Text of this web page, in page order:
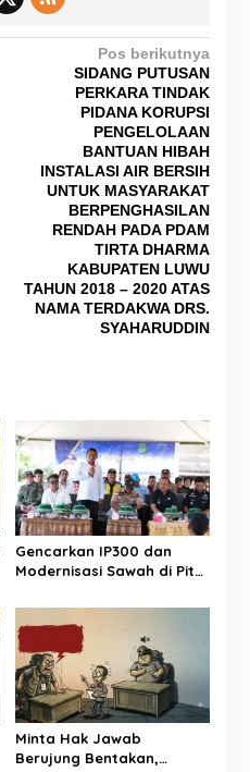
Pos berikutnya
SIDANG PUTUSAN
PERKARA TINDAK
PIDANA KORUPSI
PENGELOLAAN
BANTUAN HIBAH
INSTALASI AIR BERSIH
UNTUK MASYARAKAT
BERPENGHASILAN
RENDAH PADA PDAM
TIRTA DHARMA
KABUPATEN LUWU
TAHUN 2018 – 2020 ATAS
NAMA TERDAKWA DRS.
SYAHARUDDIN
Gencarkan IP300 dan
Modernisasi Sawah di Pitu
Targetkan Panen 3 Kali
Setahun
Minta Hak Jawab
Berujung Bentakan,